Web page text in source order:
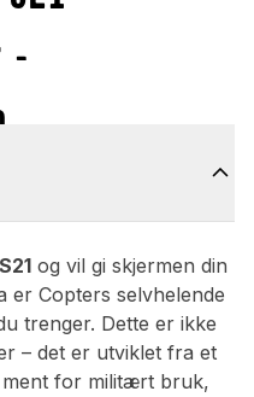
-
og vil gi skjermen din
er Copters selvhelende
trenger. Dette er ikke
– det er utviklet fra et
for militært bruk,